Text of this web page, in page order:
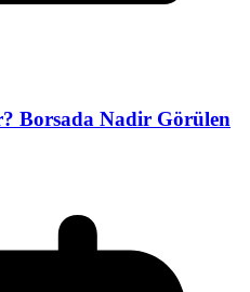
Borsada Nadir Görülen